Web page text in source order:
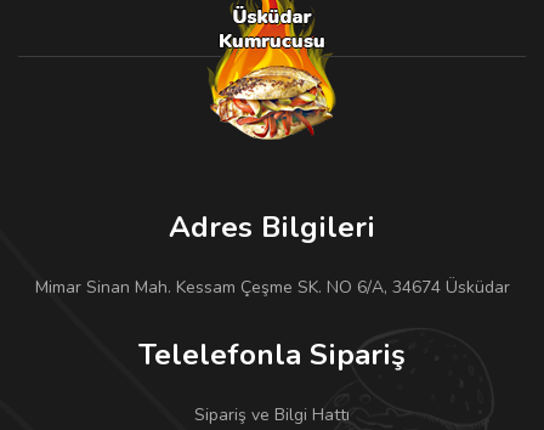
Adres Bilgileri
Mimar Sinan Mah. Kessam Çeşme SK. NO 6/A, 34674 Üsküdar
Telelefonla Sipariş
Sipariş ve Bilgi Hattı